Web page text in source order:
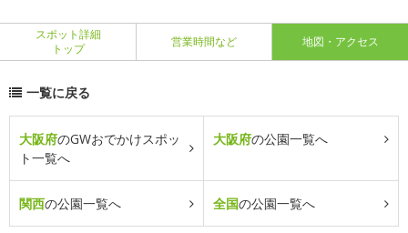
スポット詳細
トップ
営業時間など 地図・アクセス
一覧に戻る
大阪府のGWおでかけスポッ
ト一覧へ
大阪府の公園一覧へ
関西の公園一覧へ 全国の公園一覧へ